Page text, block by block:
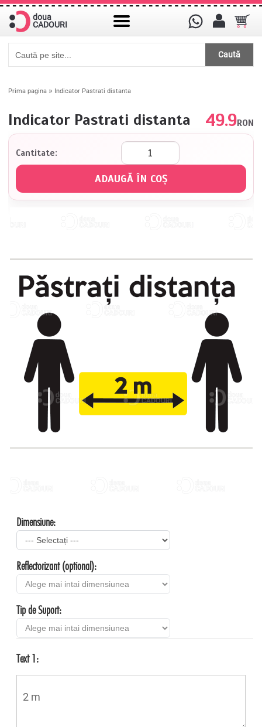
doua
CADOURI
Caută
Prima pagina » Indicator Pastrati distanta
Indicator Pastrati distanta 49.9RON
Cantitate:
2 m
Dimensiune:
Reflectorizant (optional):
Tip de Suport:
Text 1: